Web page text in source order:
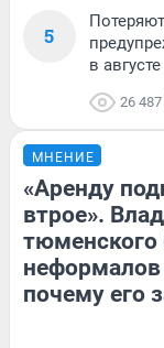
5
в августе
26 487
МНЕНИЕ
«Аренду
втрое».
тюменского
неформалов
почему его